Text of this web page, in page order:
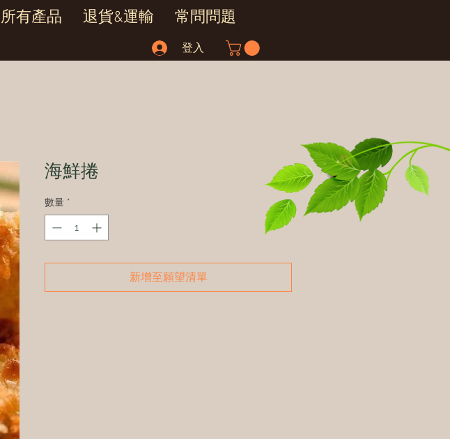
所有產品 退貨&運輸 常問問題
登入
海鮮捲
數量 *
新增至願望清單